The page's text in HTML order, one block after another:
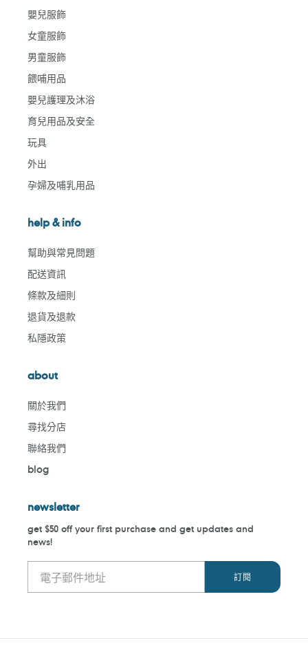
嬰兒服飾
女童服飾
男童服飾
餵哺用品
嬰兒護理及沐浴
育兒用品及安全
玩具
外出
孕婦及哺乳用品
help & info
幫助與常見問題
配送資訊
條款及細則
退貨及退款
私隱政策
about
關於我們
尋找分店
聯絡我們
blog
newsletter
get $50 off your first purchase and get updates and
news!